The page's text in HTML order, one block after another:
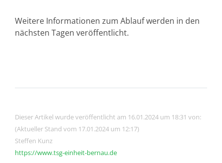
Weitere Informationen zum Ablauf werden in den
nächsten Tagen veröffentlicht.
Dieser Artikel wurde veröffentlicht am 16.01.2024 um 18:31 von:
(Aktueller Stand vom 17.01.2024 um 12:17)
Steffen Kunz
https://www.tsg-einheit-bernau.de